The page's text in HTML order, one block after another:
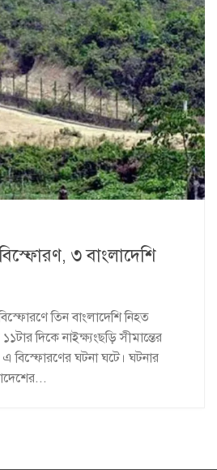
৩ বাংলাদেশি
তিন বাংলাদেশি নিহত
দিকে নাইক্ষ্যংছড়ি সীমান্তের
বিস্ফোরণের ঘটনা ঘটে। ঘটনার